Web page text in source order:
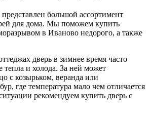
большой ассортимент
для дома. Мы поможем купить
в Иваново недорого, а также
дверь в зимнее время часто
тепла и холода. За ней может
с козырьком, веранда или
где температура мало чем отличается
рекомендуем купить дверь с